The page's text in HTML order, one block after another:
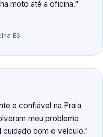
moto até a oficina.
e confiável na Praia
meu problema
cuidado com o veículo.